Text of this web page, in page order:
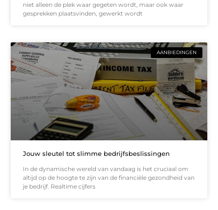
niet alleen de plek waar gegeten wordt, maar ook waar
gesprekken plaatsvinden, gewerkt wordt
AANBIEDINGEN
Jouw sleutel tot slimme bedrijfsbeslissingen
In de dynamische wereld van vandaag is het cruciaal om
altijd op de hoogte te zijn van de financiële gezondheid van
je bedrijf. Realtime cijfers